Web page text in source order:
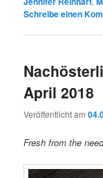
Schreibe einen
April 2018
Veröffentlicht am
Fresh from the